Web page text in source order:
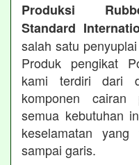
Produksi
Standard
salah satu
Produk pengikat
kami terdiri dari
komponen cairan
semua kebutuhan
keselamatan
sampai garis.